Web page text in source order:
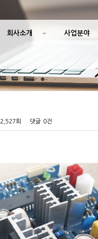
회사소개 사업분야
2,527회 댓글 0건